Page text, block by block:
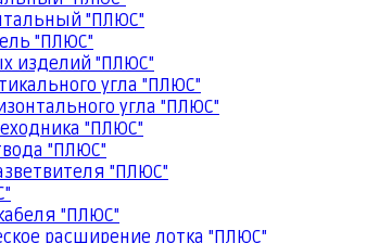
"ПЛЮС"
"ПЛЮС"
изделий "ПЛЮС"
угла "ПЛЮС"
угла "ПЛЮС"
"ПЛЮС"
"ПЛЮС"
"ПЛЮС"
"ПЛЮС"
расширение лотка "ПЛЮС"